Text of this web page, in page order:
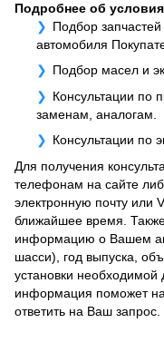
Подробнее об
Подбор
автомобиля
Подбор масел и
Консультации по
заменам, аналогам.
Консультации по
Для получения
телефонам на сайте
электронную почту или
ближайшее время.
информацию о Вашем
шасси), год выпуска,
установки
информация поможет
ответить на Ваш запрос.